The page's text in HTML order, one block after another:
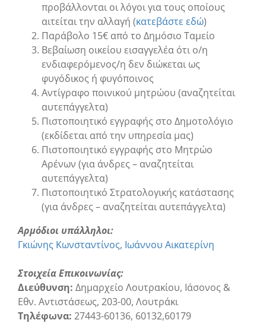
προβάλλονται οι λόγοι για τους οποίους
αιτείται την αλλαγή (κατεβάστε εδώ)
Παράβολο 15€ από το Δημόσιο Ταμείο
Βεβαίωση οικείου εισαγγελέα ότι ο/η
ενδιαφερόμενος/η δεν διώκεται ως
φυγόδικος ή φυγόποινος
Αντίγραφο ποινικού μητρώου (αναζητείται
αυτεπάγγελτα)
Πιστοποιητικό εγγραφής στο Δημοτολόγιο
(εκδίδεται από την υπηρεσία μας)
Πιστοποιητικό εγγραφής στο Μητρώο
Αρένων (για άνδρες – αναζητείται
αυτεπάγγελτα)
Πιστοποιητικό Στρατολογικής κατάστασης
(για άνδρες – αναζητείται αυτεπάγγελτα)
Αρμόδιοι υπάλληλοι:
Γκιώνης Κωνσταντίνος Ιωάννου Αικατερίνη
Στοιχεία Επικοινωνίας:
Διεύθυνση: Δημαρχείο Λουτρακίου, Ιάσονος &
Εθν. Αντιστάσεως, 203-00, Λουτράκι
Τηλέφωνα: 27443-60136, 60132,60179